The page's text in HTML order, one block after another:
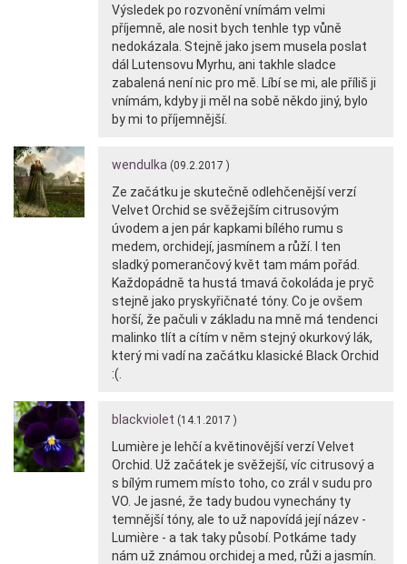
Výsledek po rozvonění vnímám velmi
příjemně, ale nosit bych tenhle typ vůně
nedokázala. Stejně jako jsem musela poslat
dál Lutensovu Myrhu, ani takhle sladce
zabalená není nic pro mě. Líbí se mi, ale příliš ji
vnímám, kdyby ji měl na sobě někdo jiný, bylo
by mi to příjemnější.
wendulka (09.2.2017 )
Ze začátku je skutečně odlehčenější verzí
Velvet Orchid se svěžejším citrusovým
úvodem a jen pár kapkami bílého rumu s
medem, orchidejí, jasmínem a růží. I ten
sladký pomerančový květ tam mám pořád.
Každopádně ta hustá tmavá čokoláda je pryč
stejně jako pryskyřičnaté tóny. Co je ovšem
horší, že pačuli v základu na mně má tendenci
malinko tlít a cítím v něm stejný okurkový lák,
který mi vadí na začátku klasické Black Orchid
:(.
blackviolet (14.1.2017 )
Lumière je lehčí a květinovější verzí Velvet
Orchid. Už začátek je svěžejší, víc citrusový a
s bílým rumem místo toho, co zrál v sudu pro
VO. Je jasné, že tady budou vynechány ty
temnější tóny, ale to už napovídá její název -
Lumière - a tak taky působí. Potkáme tady
nám už známou orchidej a med, růži a jasmín.